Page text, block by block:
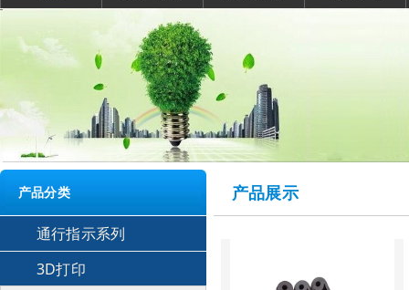
产品分类
通行指示系列
3D打印
产品展示